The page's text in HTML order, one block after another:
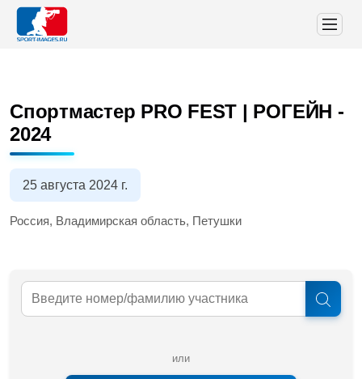
Спортмастер PRO FEST | РОГЕЙН -
2024
25 августа 2024 г.
Россия, Владимирская область, Петушки
или